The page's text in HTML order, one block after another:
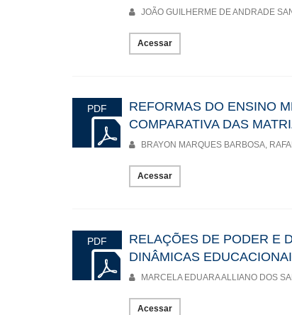
JOÃO GUILHERME DE ANDRADE
Acessar
PDF
REFORMAS DO ENSINO
COMPARATIVA DAS
BRAYON MARQUES BARBOSA,
Acessar
PDF
RELAÇÕES DE PODER E
DINÂMICAS
MARCELA EDUARA ALLIANO DOS
Acessar